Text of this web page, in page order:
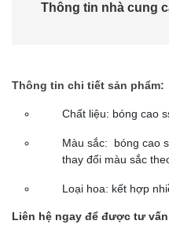
Thông tin nhà cung
Thông tin chi tiết sản phẩm:
Chất liệu: bóng cao
Màu sắc: bóng cao
thay đổi màu sắc
Loại hoa: kết hợp
Liên hệ ngay để được tư